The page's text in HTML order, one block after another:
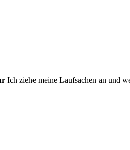
Ich ziehe meine Laufsachen an und